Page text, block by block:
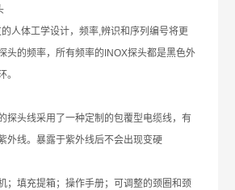
人体工学设计，频率,辨识和序列编号将更
头的频率，所有频率的 INOX探头都是黑色外
。
探头线采用了一种定制的包覆型电缆线，有
外线。暴露于紫外线后不会出现变硬
；填充提箱；操作手册；可调整的颈圈和颈